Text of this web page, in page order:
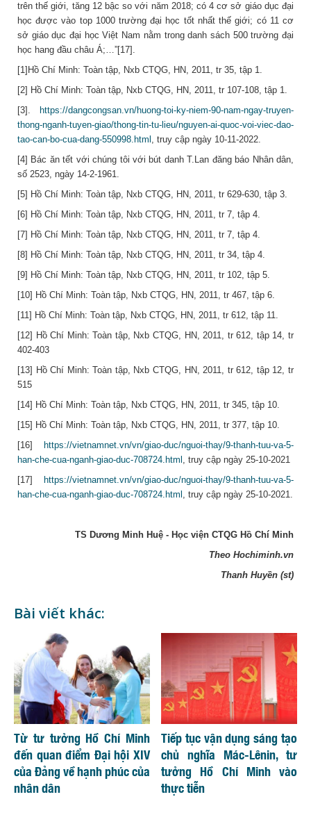
trên thế giới, tăng 12 bậc so với năm 2018; có 4 cơ sở giáo dục đại
học được vào top 1000 trường đại học tốt nhất thế giới; có 11 cơ
sở giáo dục đại học Việt Nam nằm trong danh sách 500 trường đại
học hang đầu châu Á;…”[17].
[1]Hồ Chí Minh: Toàn tập, Nxb CTQG, HN, 2011, tr 35, tập 1.
[2] Hồ Chí Minh: Toàn tập, Nxb CTQG, HN, 2011, tr 107-108, tập 1.
[3].
https://dangcongsan.vn/huong-toi-ky-niem-90-nam-ngay-truyen-
thong-nganh-tuyen-giao/thong-tin-tu-lieu/nguyen-ai-quoc-voi-viec-dao-
tao-can-bo-cua-dang-550998.html , truy cập ngày 10-11-2022.
[4] Bác ăn tết với chúng tôi với bút danh T.Lan đăng báo Nhân dân,
số 2523, ngày 14-2-1961.
[5] Hồ Chí Minh: Toàn tập, Nxb CTQG, HN, 2011, tr 629-630, tập 3.
[6] Hồ Chí Minh: Toàn tập, Nxb CTQG, HN, 2011, tr 7, tập 4.
[7] Hồ Chí Minh: Toàn tập, Nxb CTQG, HN, 2011, tr 7, tập 4.
[8] Hồ Chí Minh: Toàn tập, Nxb CTQG, HN, 2011, tr 34, tập 4.
[9] Hồ Chí Minh: Toàn tập, Nxb CTQG, HN, 2011, tr 102, tập 5.
[10] Hồ Chí Minh: Toàn tập, Nxb CTQG, HN, 2011, tr 467, tập 6.
[11] Hồ Chí Minh: Toàn tập, Nxb CTQG, HN, 2011, tr 612, tập 11.
[12] Hồ Chí Minh: Toàn tập, Nxb CTQG, HN, 2011, tr 612, tập 14, tr
402-403
[13] Hồ Chí Minh: Toàn tập, Nxb CTQG, HN, 2011, tr 612, tập 12, tr
515
[14] Hồ Chí Minh: Toàn tập, Nxb CTQG, HN, 2011, tr 345, tập 10.
[15] Hồ Chí Minh: Toàn tập, Nxb CTQG, HN, 2011, tr 377, tập 10.
[16]
https://vietnamnet.vn/vn/giao-duc/nguoi-thay/9-thanh-tuu-va-5-
han-che-cua-nganh-giao-duc-708724.html , truy cập ngày 25-10-2021
[17]
https://vietnamnet.vn/vn/giao-duc/nguoi-thay/9-thanh-tuu-va-5-
han-che-cua-nganh-giao-duc-708724.html , truy cập ngày 25-10-2021.
TS Dương Minh Huệ - Học viện CTQG Hồ Chí Minh
Theo Hochiminh.vn
Thanh Huyền (st)
Bài viết khác:
Từ tư tưởng Hồ Chí Minh
đến quan điểm Đại hội XIV
của Đảng về hạnh phúc của
nhân dân
Tiếp tục vận dụng sáng tạo
chủ nghĩa Mác-Lênin, tư
tưởng Hồ Chí Minh vào
thực tiễn